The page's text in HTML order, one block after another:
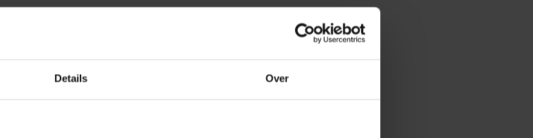
Details Over